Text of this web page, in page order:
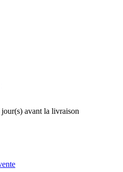
jour(s) avant la livraison